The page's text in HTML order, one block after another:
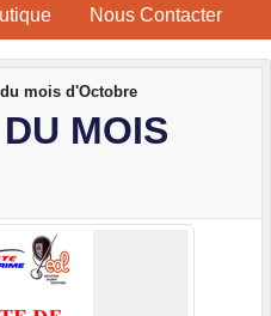
Nous Contacter
mois d'Octobre
MOIS